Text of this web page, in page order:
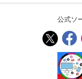
視聴デバイス一覧
公式ソ